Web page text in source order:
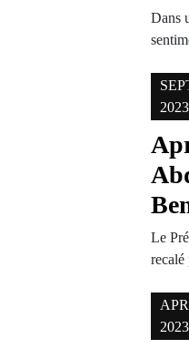
Dans
2023
Le
2023